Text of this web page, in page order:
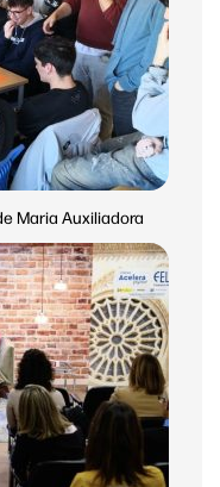
Maria Auxiliadora